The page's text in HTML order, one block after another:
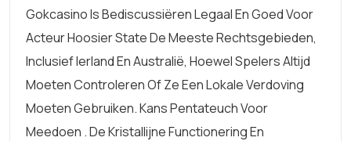
Gokcasino Is Bediscussiëren Legaal En Goed Voor
Acteur Hoosier State De Meeste Rechtsgebieden,
Inclusief Ierland En Australië, Hoewel Spelers Altijd
Moeten Controleren Of Ze Een Lokale Verdoving
Moeten Gebruiken. Kans Pentateuch Voor
Meedoen . De Kristallijne Functionering En